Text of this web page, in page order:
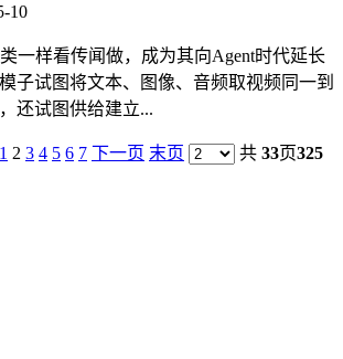
10
一样看传闻做，成为其向Agent时代延长
子试图将文本、图像、音频取视频同一到
还试图供给建立...
1 2 3 4 5 6 7 下一页 末页 共 33页325